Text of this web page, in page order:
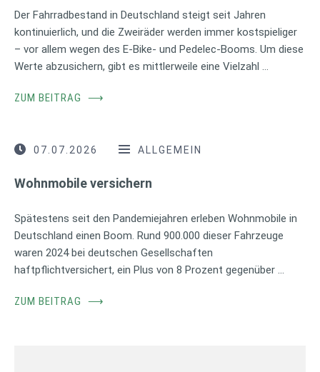
Der Fahrradbestand in Deutschland steigt seit Jahren
kontinuierlich, und die Zweiräder werden immer kostspieliger
– vor allem wegen des E-Bike- und Pedelec-Booms. Um diese
Werte abzusichern, gibt es mittlerweile eine Vielzahl …
ZUM BEITRAG ⟶
07.07.2026 ALLGEMEIN
Wohnmobile versichern
Spätestens seit den Pandemiejahren erleben Wohnmobile in
Deutschland einen Boom. Rund 900.000 dieser Fahrzeuge
waren 2024 bei deutschen Gesellschaften
haftpflichtversichert, ein Plus von 8 Prozent gegenüber …
ZUM BEITRAG ⟶